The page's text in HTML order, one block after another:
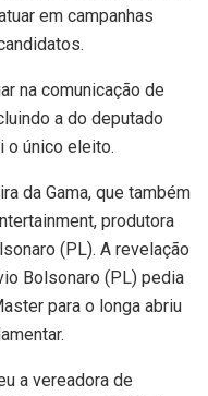
em campanhas
na comunicação de
a do deputado
o único eleito.
da Gama, que também
produtora
(PL). A revelação
Bolsonaro (PL) pedia
para o longa abriu
a vereadora de